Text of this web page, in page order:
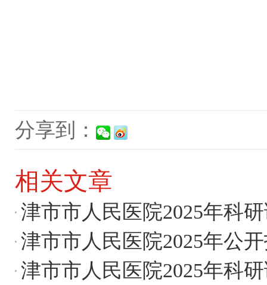
分享到：
相关文章
津市市人民医院2025年科
津市市人民医院2025年公
津市市人民医院2025年科